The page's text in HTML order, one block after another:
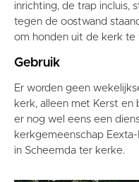
inrichting, de trap incluis,
tegen de oostwand
om honden uit de kerk te
Gebruik
Er worden geen
kerk, alleen met Kerst en
er nog wel eens een
kerkgemeenschap
in Scheemda ter kerke.